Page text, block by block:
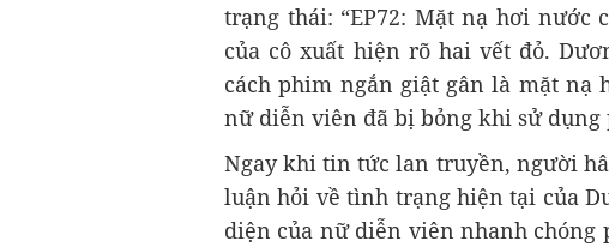
trạng thái: “EP72: Mặt nạ hơi nước
của cô xuất hiện rõ hai vết đỏ.
cách phim ngắn giật gân là mặt nạ
nữ diễn viên đã bị bỏng khi sử dụng
Ngay khi tin tức lan truyền, người
luận hỏi về tình trạng hiện tại của
diện của nữ diễn viên nhanh chóng